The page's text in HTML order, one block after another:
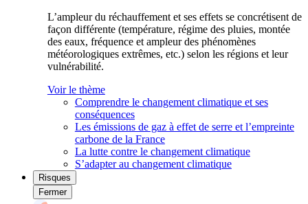
L’ampleur du réchauffement et ses effets se concrétisent de
façon différente (température, régime des pluies, montée
des eaux, fréquence et ampleur des phénomènes
météorologiques extrêmes, etc.) selon les régions et leur
vulnérabilité.
Voir le thème
Comprendre le changement climatique et ses
conséquences
Les émissions de gaz à effet de serre et l’empreinte
carbone de la France
La lutte contre le changement climatique
S’adapter au changement climatique
Risques
Fermer